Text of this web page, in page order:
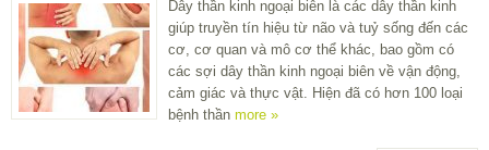
Dây thần kinh ngoại biên là các dây thần kinh
giúp truyền tín hiệu từ não và tuỷ sống đến các
cơ, cơ quan và mô cơ thể khác, bao gồm có
các sợi dây thần kinh ngoại biên về vận động,
cảm giác và thực vật. Hiện đã có hơn 100 loại
bệnh thần more »